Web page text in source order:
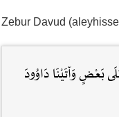
Zebur Davud
بَعْضٍ وَآتَيْنَا دَاوُودَ